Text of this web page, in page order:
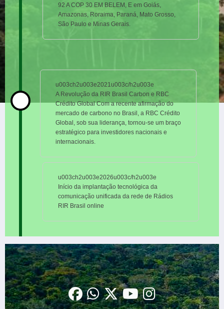
do Campo à Nova Economia do Carbono
u003ch2u003e1992u003c/h2u003e
produção de crédito carbono florestal como
Agroindustrial deste da COP MAE ECO RIO
92 A COP 30 EM BELEM, E em Goiás,
Amazonas, Roraima, Paraná, Mato Grosso,
São Paulo e Minas Gerais.
u003ch2u003e2021u003c/h2u003e
A Revolução da RIR Brasil Carbon e RBC
Crédito Global Com a recente afirmação do
mercado de carbono no Brasil, a RBC Crédito
u003ch2u003e2026u003c/h2u003e
Início da implantação tecnológica da
comunicação unificada da rede de Rádios
RIR Brasil online